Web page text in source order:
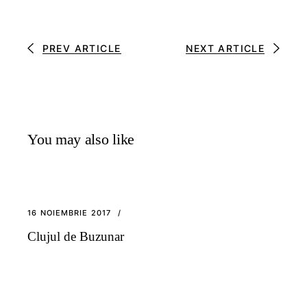
PREV ARTICLE NEXT ARTICLE
You may also like
16 NOIEMBRIE 2017
Clujul de Buzunar